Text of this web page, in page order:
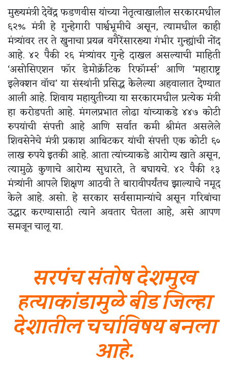
मुख्यमंत्री देवेंद्र फडणवीस यांच्या नेतृत्वाखालील सरकारमधील
६२% मंत्री हे गुन्हेगारी पार्श्वभूमीचे असून, त्यामधील काही
मंत्र्यांवर तर ते खुनाचा प्रयत्न वगैरेंसारख्या गंभीर गुन्ह्यांची नोंद
आहे. ४२ पैकी २६ मंत्र्यांवर गुन्हे दाखल असल्याची माहिती
‘असोसिएशन फॉर डेमोक्रॅटिक रिफॉर्म्स’ आणि ‘महाराष्ट्र
इलेक्शन वॉच’ या संस्थांनी प्रसिद्ध केलेल्या अहवालात देण्यात
आली आहे. शिवाय महायुतीच्या या सरकारमधील प्रत्येक मंत्री
हा करोडपती आहे. मंगलप्रभात लोढा यांच्याकडे ४४७ कोटी
रुपयांची संपत्ती आहे आणि सर्वात कमी श्रीमंत असलेले
शिवसेनेचे मंत्री प्रकाश आबिटकर यांची संपत्ती एक कोटी ६०
लाख रुपये इतकी आहे. आता त्यांच्याकडे आरोग्य खाते असून,
त्यामुळे कुणाचे आरोग्य सुधारते, ते बघायचे. ४२ पैकी १३
मंत्र्यांनी आपले शिक्षण आठवी ते बारावीपर्यंतच झाल्याचे नमूद
केले आहे. असो. हे सरकार सर्वसामान्यांचे असून गरिबांचा
उद्धार करण्यासाठी त्याने अवतार घेतला आहे, असे आपण
समजून चालू या.
सरपंच संतोष देशमुख
हत्याकांडामुळे बीड जिल्हा
देशातील चर्चाविषय बनला
आहे.